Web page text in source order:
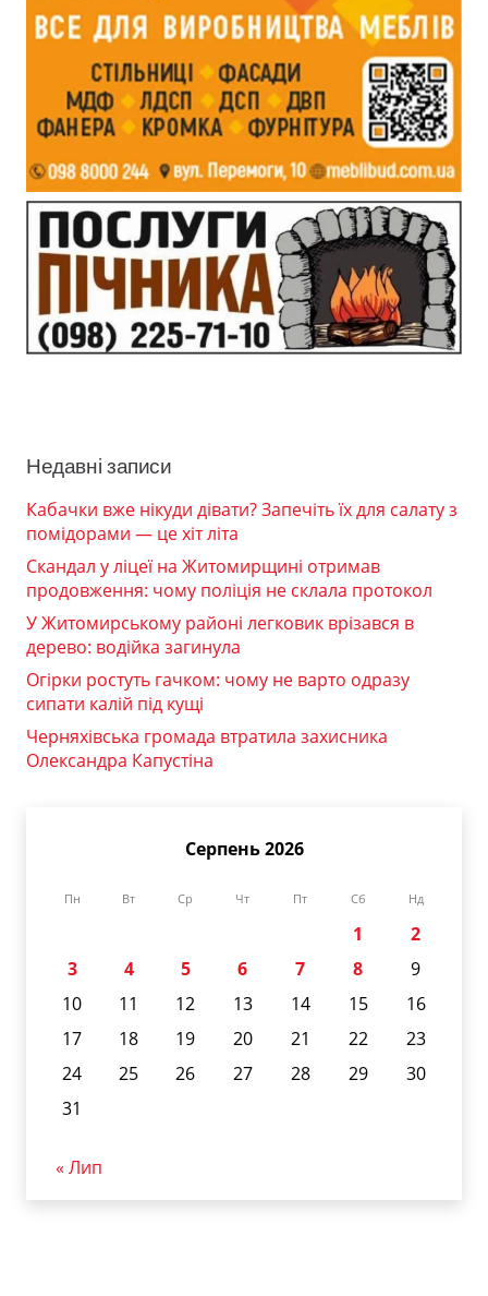
Недавні записи
Кабачки вже нікуди дівати? Запечіть їх для салату з
помідорами — це хіт літа
Скандал у ліцеї на Житомирщині отримав
продовження: чому поліція не склала протокол
У Житомирському районі легковик врізався в
дерево: водійка загинула
Огірки ростуть гачком: чому не варто одразу
сипати калій під кущі
Черняхівська громада втратила захисника
Олександра Капустіна
Серпень 2026
Пн Вт Ср Чт Пт Сб Нд
1
2
3
4 5 6 7 8
9
10
11 12 13 14 15
16
17
18 19 20 21 22
23
24
25 26 27 28 29
30
31
« Лип